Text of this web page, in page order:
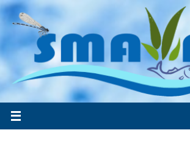
Passer
contenu